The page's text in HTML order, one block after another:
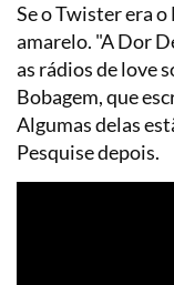
Se o Twister era o
amarelo. "A Dor
as rádios de love
Bobagem, que
Algumas delas
Pesquise depois.